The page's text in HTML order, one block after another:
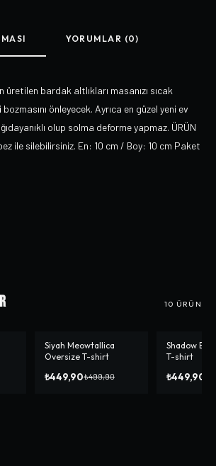
YORUMLAR (0)
bardak altlıkları masanızı sıcak
önleyecek. Ayrıca en güzel yeni ev
olup solma deforme yapmaz. ÜRÜN
ile silebilirsiniz. En: 10 cm / Boy: 10 cm Paket
10 ÜRÜN
-%10
Siyah Meowtallica
Oversize T-shirt
₺449,90₺499,90
-%10
Shadow
T-shirt
₺449,90